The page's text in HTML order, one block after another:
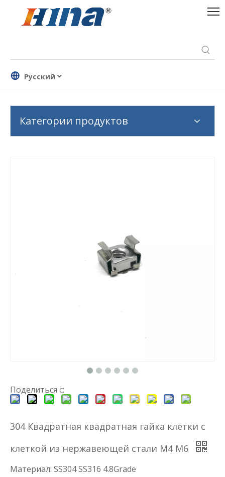
Pусский
Категории продуктов
Поделиться с:
304 Квадратная квадратная гайка клетки с
клеткой из нержавеющей стали M4 M6
Материал: SS304 SS316 4.8Grade